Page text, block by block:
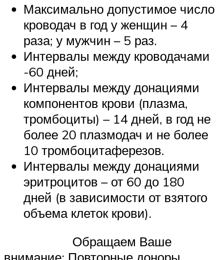
Максимально допустимое число
кроводач в год у женщин – 4
раза; у мужчин – 5 раз.
Интервалы между кроводачами
-60 дней;
Интервалы между донациями
компонентов крови (плазма,
тромбоциты) – 14 дней, в год не
более 20 плазмодач и не более
10 тромбоцитаферезов.
Интервалы между донациями
эритроцитов – от 60 до 180
дней (в зависимости от взятого
объема клеток крови).
Обращаем Ваше
внимание: Повторные доноры